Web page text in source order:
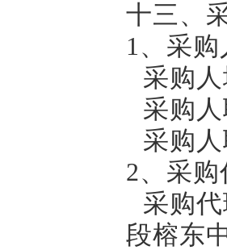
十三、
1、采
采购
采购
采购
2、采
采购
段榕东